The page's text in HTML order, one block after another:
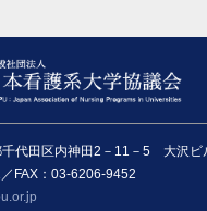
代田区内神田2－11－5 大沢ビ
FAX：03-6206-9452